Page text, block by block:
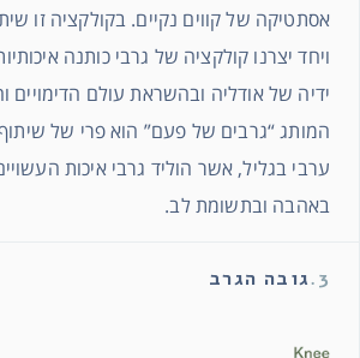
אסתטיקה של קווים נקיים. בקולקציה זו
ויחד יצרנו קולקציה של גרבי כותנה
ידיה של אודליה ובהשראת עולם הדימויים
המותג “גרבים של פעם” הוא פרי של
ערבי בגליל, אשר הוליד גרבי איכות
באהבה ובתשומת לב.
3. גובה הגרב